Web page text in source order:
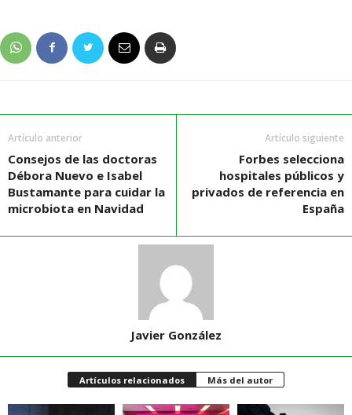
Artículo anterior
Consejos de las doctoras
Débora Nuevo e Isabel
Bustamante para cuidar la
microbiota en Navidad
Artículo siguiente
Forbes selecciona
hospitales públicos y
privados de referencia en
España
Javier González
Artículos relacionados Más del autor